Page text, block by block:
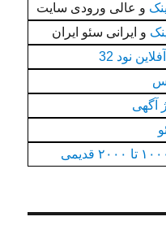
و عالی ورودی سایت
و ایرانی سئو ایران
نود 32
آگهی